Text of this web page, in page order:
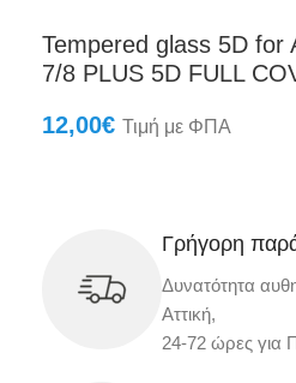
Tempered glass 5D for
7/8 PLUS 5D FULL
12,00€ Τιμή με ΦΠΑ
Γρήγορη
Δυνατότητα
Αττική,
24-72 ώρες για